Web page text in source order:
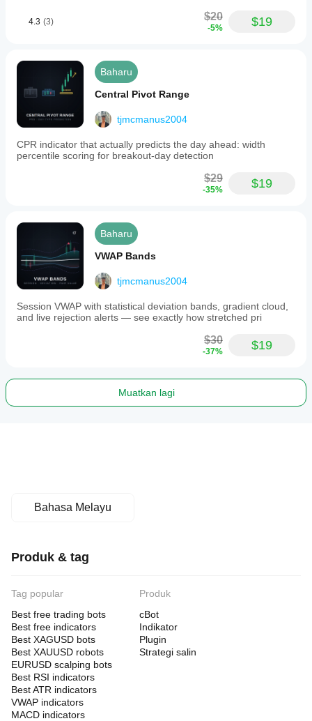
4.3 (3) $20
-5% $19
Baharu
Central Pivot Range
tjmcmanus2004
CPR indicator that actually predicts the day ahead: width
percentile scoring for breakout-day detection
$29
-35% $19
Baharu
VWAP Bands
tjmcmanus2004
Session VWAP with statistical deviation bands, gradient cloud,
and live rejection alerts — see exactly how stretched pri
$30
-37% $19
Muatkan lagi
Bahasa Melayu
Produk & tag
Tag popular
Best free trading bots
Best free indicators
Best XAGUSD bots
Best XAUUSD robots
EURUSD scalping bots
Best RSI indicators
Best ATR indicators
VWAP indicators
MACD indicators
Produk
cBot
Indikator
Plugin
Strategi salin